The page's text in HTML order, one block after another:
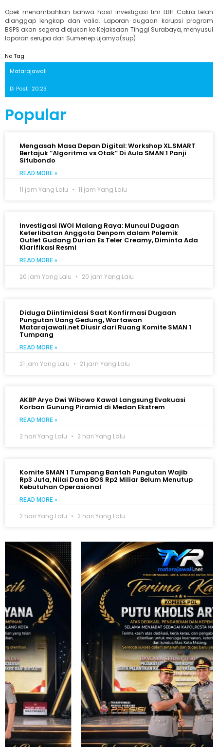
Opek menambahkan bahwa hasil investigasi tim LBH Cakra telah
dianggap lengkap dan valid. Laporan dugaan korupsi program
BSPS akan segera diajukan ke Kejaksaan Tinggi Surabaya, menyusul
laporan serupa dari Sumenep.ujarnya(sup)
No Tag
Matarajawali
Di Post : 20:23
Popular
Mengasah Masa Depan Digital: Workshop XL.SMART
Bertajuk “Algoritma vs Otak” Di Aula SMAN 1 Panji
Situbondo
READ MORE »
11 jam Yang Lalu 11 jam Yang Lalu
Investigasi IWOI Malang Raya: Muncul Dugaan
Keterlibatan Anggota Denpom dalam Polemik
Outlet Gudang Durian Es Teler Creamy, Diminta Ada
Klarifikasi Resmi
READ MORE »
20 jam Yang Lalu 20 jam Yang Lalu
Diduga Diintimidasi Saat Konfirmasi Dugaan
Pungutan Uang Gedung, Wartawan
Matarajawali.net Diusir dari Ruang Komite SMAN 1
Tumpang
READ MORE »
21 jam Yang Lalu 21 jam Yang Lalu
AKBP Aryo Dwi Wibowo Kawal Langsung Evakuasi
Korban Gunung Piramid di Medan Ekstrem
READ MORE »
2 hari Yang Lalu 2 hari Yang Lalu
Komite SMAN 1 Tumpang Bantah Pungutan Wajib
Rp3 Juta, Nilai Dana BOS Rp2 Miliar Belum Menutup
Kebutuhan Operasional
READ MORE »
2 hari Yang Lalu 2 hari Yang Lalu